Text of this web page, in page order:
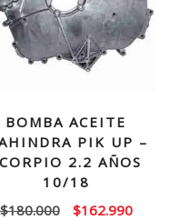
BOMBA ACEITE
PIK UP –
2.2 AÑOS
10/18
$180.000
El
$162.990El